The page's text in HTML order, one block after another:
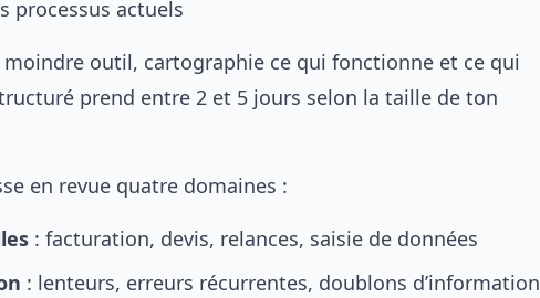
processus actuels
moindre outil, cartographie ce qui fonctionne et ce qui
prend entre 2 et 5 jours selon la taille de ton
en revue quatre domaines :
: facturation, devis, relances, saisie de données
: lenteurs, erreurs récurrentes, doublons d’information